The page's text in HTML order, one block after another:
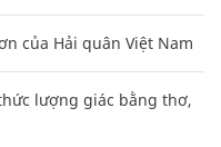
của Hải quân Việt Nam
lượng giác bằng thơ,